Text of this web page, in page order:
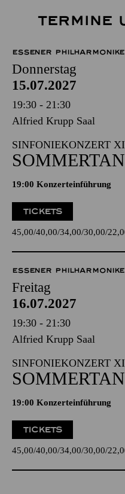
TERMINE
ESSENER
Donnerstag
15.07.2027
19:30 - 21:30
Alfried Krupp Saal
SINFONIEKONZERT
19:00 Konzerteinführung
TICKETS
45,00 40,00 34,00 30,00
ESSENER
Freitag
16.07.2027
19:30 - 21:30
Alfried Krupp Saal
SINFONIEKONZERT
19:00 Konzerteinführung
TICKETS
45,00 40,00 34,00 30,00